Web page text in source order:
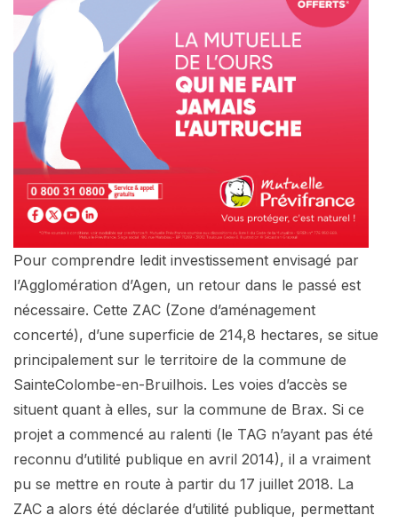
Pour comprendre ledit investissement envisagé par
l’Agglomération d’Agen, un retour dans le passé est
nécessaire. Cette ZAC (Zone d’aménagement
concerté), d’une superficie de 214,8 hectares, se situe
principalement sur le territoire de la commune de
SainteColombe-en-Bruilhois. Les voies d’accès se
situent quant à elles, sur la commune de Brax. Si ce
projet a commencé au ralenti (le TAG n’ayant pas été
reconnu d’utilité publique en avril 2014), il a vraiment
pu se mettre en route à partir du 17 juillet 2018. La
ZAC a alors été déclarée d’utilité publique, permettant